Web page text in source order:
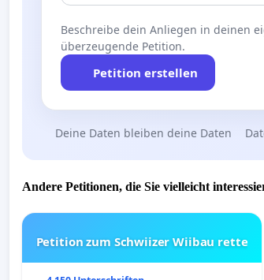
Beschreibe dein Anliegen in deinen
überzeugende Petition.
Petition erstellen
Deine Daten bleiben deine Daten
Andere Petitionen, die Sie vielleicht
Petition zum Schwiizer Wiibau rette